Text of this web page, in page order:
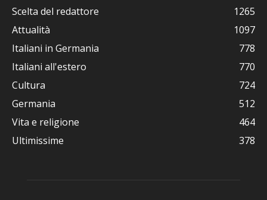
Scelta del redattore
1265
Attualità
1097
Italiani in Germania
778
Italiani all'estero
770
Cultura
724
Germania
512
Vita e religione
464
Ultimissime
378